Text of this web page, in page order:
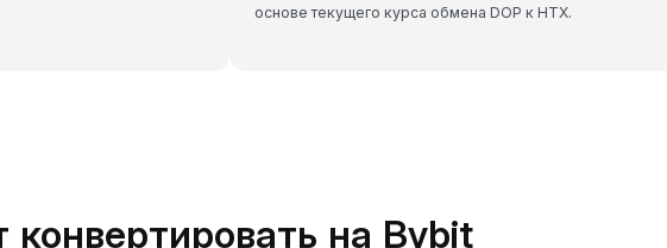
основе текущего курса обмена DOP к HTX.
конвертировать на Bybit